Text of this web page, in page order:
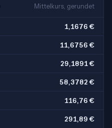
Mittelkurs, gerundet
1,1676 €
11,6756 €
29,1891 €
58,3782 €
116,76 €
291,89 €